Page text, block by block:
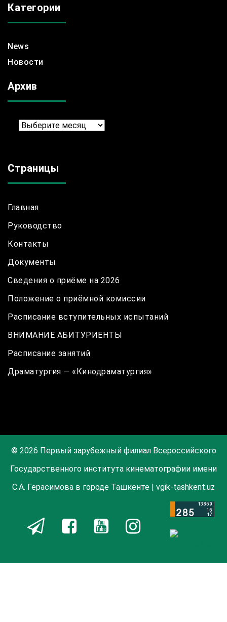
Категории
News
Новости
Архив
Архив
Страницы
Главная
Руководство
Контакты
Документы
Сведения о приёме на 2026
Положение о приёмной комиссии
Расписание вступительных испытаний
ВНИМАНИЕ АБИТУРИЕНТЫ
Расписание занятий
Драматургия — «Кинодраматургия»
© 2026 Первый зарубежный филиал Всероссийского
Государственного института кинематографии имени
С.А. Герасимова в городе Ташкенте | vgik-tashkent.uz